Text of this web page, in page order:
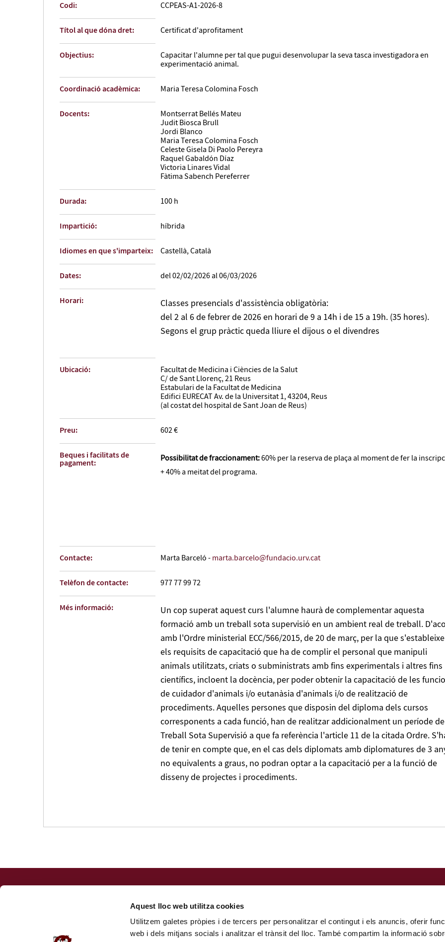
Aquest lloc web utilitza cookies
Utilitzem galetes pròpies i de tercers per personalitzar el contingut i els anuncis, oferir
web i dels mitjans socials i analitzar el trànsit del lloc. També compartim la informació
Codi: CCPEAS-A1-2026-8
Títol al que dóna dret: Certificat d'aprofitament
Objectius:
Capacitar l'alumne per tal que pugui desenvolupar la seva tasca investigadora en
experimentació animal.
Coordinació acadèmica: Maria Teresa Colomina Fosch
Docents:
Montserrat Bellés Mateu
Judit Biosca Brull
Jordi Blanco
Maria Teresa Colomina Fosch
Celeste Gisela Di Paolo Pereyra
Raquel Gabaldón Díaz
Victoria Linares Vidal
Fàtima Sabench Pereferrer
Durada: 100 h
Impartició: híbrida
Idiomes en que s'imparteix: Castellà, Català
Dates: del 02/02/2026 al 06/03/2026
Horari:
Classes presencials d'assistència obligatòria:
del 2 al 6 de febrer de 2026 en horari de 9 a 14h i de 15 a 19h. (35 hores).
Segons el grup pràctic queda lliure el dijous o el divendres
Ubicació:
Facultat de Medicina i Ciències de la Salut
C/ de Sant Llorenç, 21 Reus
Estabulari de la Facultat de Medicina
Edifici EURECAT Av. de la Universitat 1, 43204, Reus
(al costat del hospital de Sant Joan de Reus)
Preu: 602 €
Beques i facilitats de
pagament: Possibilitat de fraccionament:60% per la reserva de plaça al moment de fer la
+ 40% a meitat del programa.
Contacte: Marta Barceló -marta.barcelo@fundacio.urv.cat
Telèfon de contacte: 977 77 99 72
Més informació:
Un cop superat aquest curs l'alumne haurà de complementar aquesta
formació amb un treball sota supervisió en un ambient real de treball.
amb l'Ordre ministerial ECC/566/2015, de 20 de març, per la que
els requisits de capacitació que ha de complir el personal que manipuli
animals utilitzats, criats o subministrats amb fins experimentals i altres fins
científics, incloent la docència, per poder obtenir la capacitació de les
de cuidador d'animals i/o eutanàsia d'animals i/o de realització de
procediments. Aquelles persones que disposin del diploma dels cursos
corresponents a cada funció, han de realitzar addicionalment un període de
Treball Sota Supervisió a que fa referència l'article 11 de la citada Ordre.
de tenir en compte que, en el cas dels diplomats amb diplomatures de 3
no equivalents a graus, no podran optar a la capacitació per a la funció de
disseny de projectes i procediments.
Centre de Formació Permanent
formacio@fundacio.urv.cat
Portal de la Transparència
Canal de denúncia